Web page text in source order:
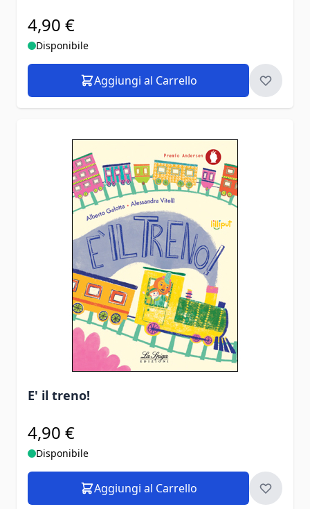
4,90 €
Disponibile
Aggiungi al Carrello
E' il treno!
4,90 €
Disponibile
Aggiungi al Carrello